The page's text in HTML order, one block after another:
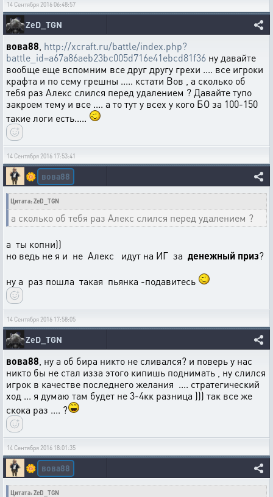
14 Сентября 2016 06:48:57
ZeD_TGN
вова88 http://xcraft.ru/battle/index.php?
battle_id=a67a86aeb23bc005d716e41ebcd81f36 ну давайте
вообще еще вспомним все друг другу грехи .... все игроки
крафта и по сему грешны ..... кстати Вов , а сколько об
тебя раз Алекс слился перед удалением ? Давайте тупо
закроем тему и все .... а то тут у всех у кого БО за 100-150
такие логи есть.....
14 Сентября 2016 17:53:41
🌼 вова88
Цитата: ZeD_TGN
а сколько об тебя раз Алекс слился перед удалением ?
а ты копни))
но ведь не я и не Алекс идут на ИГ за денежный приз?
ну а раз пошла такая пьянка -подавитесь
14 Сентября 2016 17:58:05
ZeD_TGN
вова88 , ну а об бира никто не сливался? и поверь у нас
никто бы не стал изза этого кипишь поднимать , ну слился
игрок в качестве последнего желания .... стратегический
ход ... я думаю там будет не 3-4кк разница ))) так все же
скока раз .... ?
14 Сентября 2016 18:01:35
🌼 вова88
Цитата: ZeD_TGN